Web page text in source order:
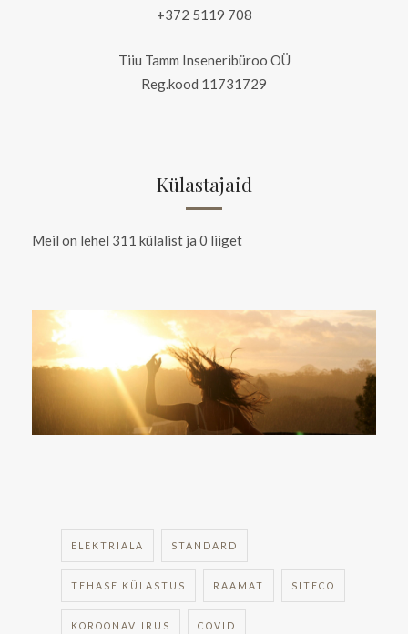
+372 5119 708
Tiiu Tamm Inseneribüroo OÜ
Reg.kood 11731729
Külastajaid
Meil on lehel 311 külalist ja 0 liiget
ELEKTRIALA STANDARD
TEHASE KÜLASTUS RAAMAT SITECO
KOROONAVIIRUS COVID